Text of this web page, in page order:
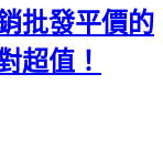
批發平價的
超值！